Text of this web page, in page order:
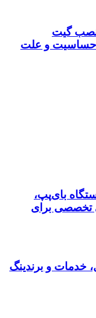
نصب گیت
حساسیت و علت
بای‌پپ،
تخصصی برای
خدمات و برندینگ